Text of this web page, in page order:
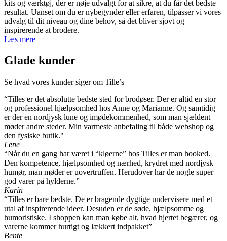
kits og værktøj, der er nøje udvalgt for at sikre, at du får det bedste
resultat. Uanset om du er nybegynder eller erfaren, tilpasser vi vores
udvalg til dit niveau og dine behov, så det bliver sjovt og
inspirerende at brodere.
Læs mere
Glade kunder
Se hvad vores kunder siger om Tille’s
“Tilles er det absolutte bedste sted for brodøser. Der er altid en stor
og professionel hjælpsomhed hos Anne og Marianne. Og samtidig
er der en nordjysk lune og imødekommenhed, som man sjældent
møder andre steder. Min varmeste anbefaling til både webshop og
den fysiske butik."
Lene
“Når du en gang har været i “kløerne” hos Tilles er man hooked.
Den kompetence, hjælpsomhed og nærhed, krydret med nordjysk
humør, man møder er uovertruffen. Herudover har de nogle super
god varer på hylderne.”
Karin
“Tilles er bare bedste. De er bragende dygtige undervisere med et
utal af inspirerende ideer. Desuden er de søde, hjælpsomme og
humoristiske. I shoppen kan man købe alt, hvad hjertet begærer, og
varerne kommer hurtigt og lækkert indpakket”
Bente